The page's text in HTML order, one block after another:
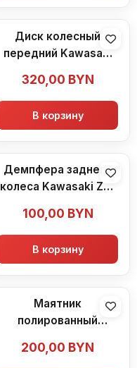
Диск колесный
передний Kawasaki
320,00 BYN
В корзину
Демпфера заднего
колеса Kawasaki ZX-
100,00 BYN
В корзину
Маятник
полированный
(2000-2002)
200,00 BYN